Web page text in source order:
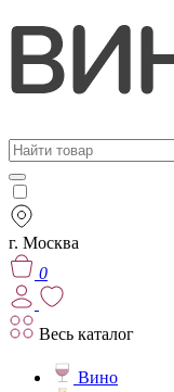
г. Москва
0
Весь каталог
Вино